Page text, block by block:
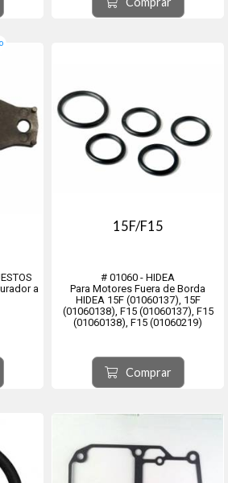
a
15F/F15
# 01060 - HIDEA
Para Motores Fuera de Borda
HIDEA 15F (01060137), 15F
(01060138), F15 (01060137), F15
(01060138), F15 (01060219)
Comprar